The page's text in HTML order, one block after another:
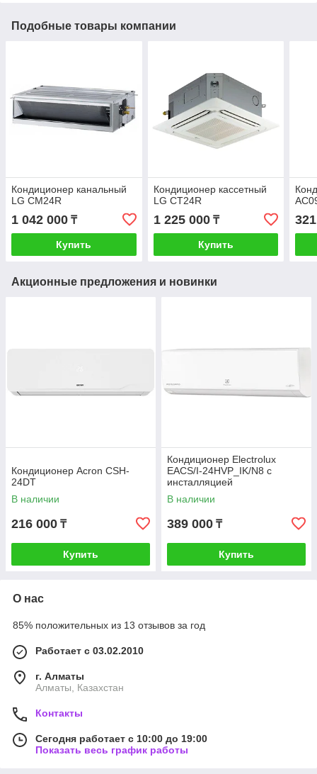
Подобные товары компании
Кондиционер канальный
LG CM24R
1 042 000 ₸
Купить
Кондиционер кассетный
LG CT24R
1 225 000₸
Купить
Акционные предложения и новинки
Кондиционер Acron CSH-
24DT
В наличии
216 000 ₸
Купить
Кондиционер Electrolux
EACS/I-24HVP_IK/N8 с
инсталляцией
В наличии
389 000 ₸
Купить
О нас
85% положительных из 13 отзывов за год
Работает с 03.02.2010
г. Алматы
Алматы, Казахстан
Контакты
Сегодня работает с 10:00 до 19:00
Показать весь график работы